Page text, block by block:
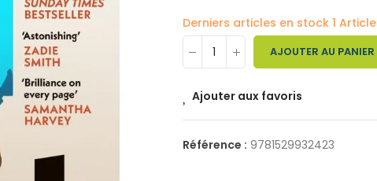
Derniers articles en stock 1 Article
AJOUTER AU PANIER
Ajouter aux favoris
Référence : 9781529932423